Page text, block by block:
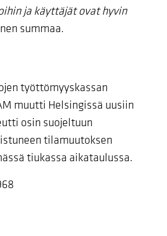
ja käyttäjät ovat hyvin
summaa.
työttömyyskassan
muutti Helsingissä uusiin
osin suojeltuun
tilamuutoksen
tiukassa aikataulussa.